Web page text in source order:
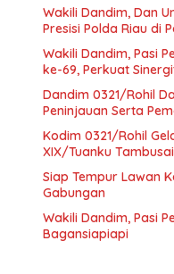
Wakili Dandim, Dan
Presisi Polda Riau di
Wakili Dandim, Pasi
ke-69, Perkuat
Dandim 0321/Rohil
Peninjauan Serta
Kodim 0321/Rohil
XIX/Tuanku Tambusai
Siap Tempur Lawan
Gabungan
Wakili Dandim, Pasi
Bagansiapiapi